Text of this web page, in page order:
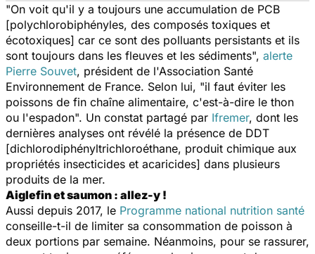
"On voit qu'il y a toujours une accumulation de PCB
[polychlorobiphényles, des composés toxiques et
écotoxiques] car ce sont des polluants persistants et ils
sont toujours dans les fleuves et les sédiments", alerte
Pierre Souvet, président de l'Association Santé
Environnement de France. Selon lui, "il faut éviter les
poissons de fin chaîne alimentaire, c'est-à-dire le thon
ou l'espadon". Un constat partagé par Ifremer, dont les
dernières analyses ont révélé la présence de DDT
[dichlorodiphényltrichloroéthane, produit chimique aux
propriétés insecticides et acaricides] dans plusieurs
produits de la mer.
Aiglefin et saumon : allez-y !
Aussi depuis 2017, le Programme national nutrition santé
conseille-t-il de limiter sa consommation de poisson à
deux portions par semaine. Néanmoins, pour se rassurer,